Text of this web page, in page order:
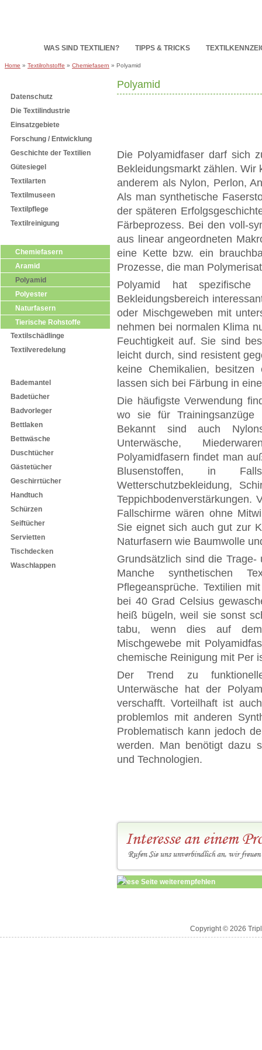
WAS SIND TEXTILIEN? TIPPS & TRICKS
Home » Textilrohstoffe » Chemiefasern » Polyamid
Datenschutz
Die Textilindustrie
Einsatzgebiete
Forschung / Entwicklung
Geschichte der Textilien
Gütesiegel
Textilarten
Textilmuseen
Textilpflege
Textilreinigung
Chemiefasern
Aramid
Polyamid
Polyester
Naturfasern
Tierische Rohstoffe
Textilschädlinge
Textilveredelung
Bademantel
Badetücher
Badvorleger
Bettlaken
Bettwäsche
Duschtücher
Gästetücher
Geschirrtücher
Handtuch
Schürzen
Seiftücher
Servietten
Tischdecken
Waschlappen
Polyamid
Die Polyamidfaser darf sich
Bekleidungsmarkt zählen. Wir
anderem als Nylon, Perlon,
Als man synthetische
der späteren
Färbeprozess. Bei den voll-
aus linear angeordneten
eine Kette bzw. ein
Prozesse, die man
Polyamid hat
Bekleidungsbereich
oder Mischgeweben mit
nehmen bei normalen Klima
Feuchtigkeit auf. Sie sind
leicht durch, sind resistent
keine Chemikalien,
lassen sich bei Färbung in
Die häufigste Verwendung
wo sie für Trainingsanzüge
Bekannt sind auch
Unterwäsche,
Polyamidfasern findet man
Blusenstoffen, in
Wetterschutzbekleidung,
Teppichbodenverstärkungen.
Fallschirme wären ohne
Sie eignet sich auch gut zur
Naturfasern wie Baumwolle
Grundsätzlich sind die
Manche synthetischen
Pflegeansprüche. Textilien
bei 40 Grad Celsius
heiß bügeln, weil sie sonst
tabu, wenn dies auf dem
Mischgewebe mit
chemische Reinigung mit Per
Der Trend zu
Unterwäsche hat der
verschafft. Vorteilhaft ist
problemlos mit anderen
Problematisch kann jedoch
werden. Man benötigt dazu
und Technologien.
Diese Seite weiterempfehlen
Copyright © 2026